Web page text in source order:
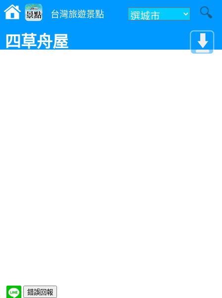
台灣旅遊景點
四草舟屋